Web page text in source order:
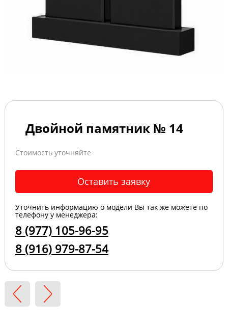
Двойной памятник № 14
Стоимость уточняйте
Оставить заявку
Уточнить информацию о модели Вы так же можете по
телефону у менеджера:
8 (977) 105-96-95
8 (916) 979-87-54